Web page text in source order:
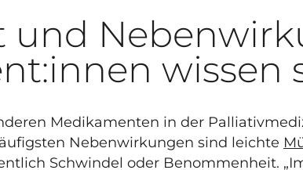
und
wissen
Medikamenten in der
Nebenwirkungen sind leichte
Schwindel oder Benommenheit.